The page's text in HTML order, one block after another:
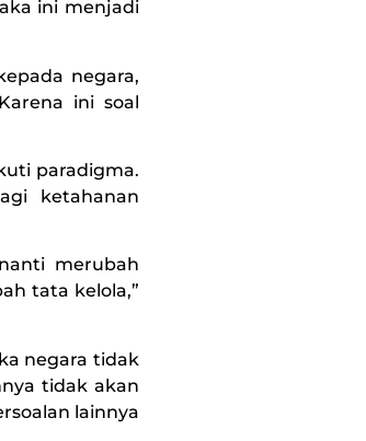
ini menjadi
negara,
ini soal
paradigma.
ketahanan
merubah
tata kelola,”
negara tidak
tidak akan
lainnya